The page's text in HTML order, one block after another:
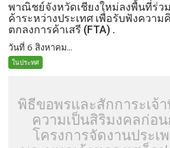
พาณิชย์จังหวัดเชียงใหม่ลงพื้นที่ร่ว
ค้าระหว่างประเทศ เพื่อรับฟังความ
ตกลงการค้าเสรี (FTA) .
วันที่ 6 สิงหาคม...
ในประทศ
พิธีขอพรและสักการะเจ้า
ความเป็นสิริมงคลก่อ
โครงการจัดงานประ